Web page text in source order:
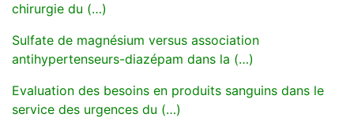
chirurgie du (…)
Sulfate de magnésium versus association
antihypertenseurs-diazépam dans la (…)
Evaluation des besoins en produits sanguins dans le
service des urgences du (…)